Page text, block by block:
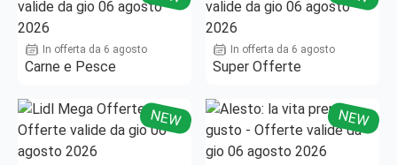
In offerta da 6 agosto
Carne e Pesce
In offerta da 6 agosto
Super Offerte
NEW NEW